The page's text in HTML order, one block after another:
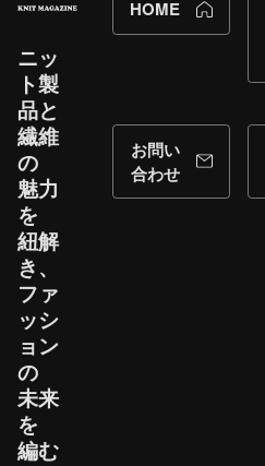
ニッ
ト製
品と​
繊維
の​
魅力
を​
紐解
き、​
ファ
ッシ
ョン
の​
未来
を​
編む
HOME
お問い
合わせ